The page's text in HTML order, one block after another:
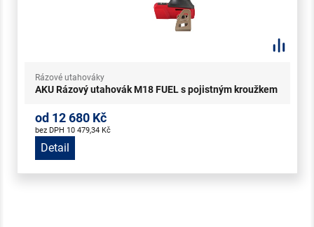
Rázové utahováky
AKU Rázový utahovák M18 FUEL s pojistným kroužkem
od 12 680 Kč
bez DPH 10 479,34 Kč
Detail